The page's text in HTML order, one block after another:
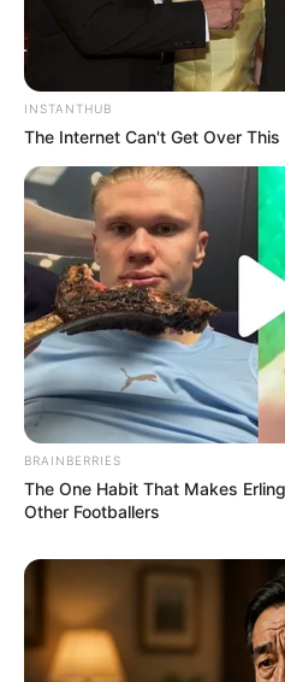
INSTANTHUB
The Internet Can't Get Over This
BRAINBERRIES
The One Habit That Makes
Other Footballers